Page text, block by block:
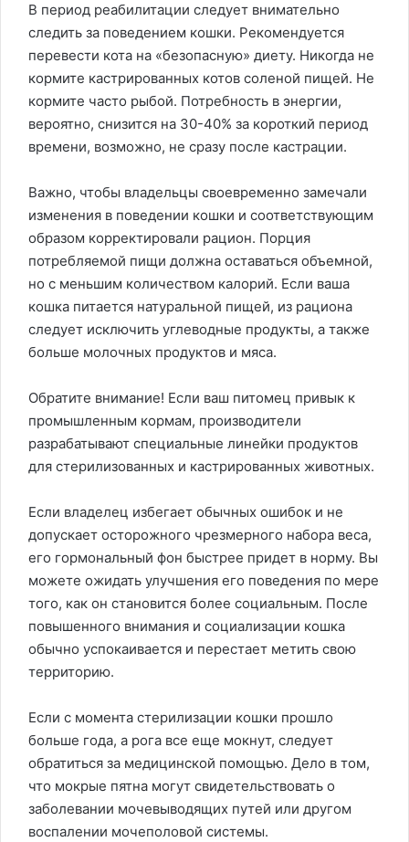
В период реабилитации следует внимательно
следить за поведением кошки. Рекомендуется
перевести кота на «безопасную» диету. Никогда не
кормите кастрированных котов соленой пищей. Не
кормите часто рыбой. Потребность в энергии,
вероятно, снизится на 30-40% за короткий период
времени, возможно, не сразу после кастрации.
Важно, чтобы владельцы своевременно замечали
изменения в поведении кошки и соответствующим
образом корректировали рацион. Порция
потребляемой пищи должна оставаться объемной,
но с меньшим количеством калорий. Если ваша
кошка питается натуральной пищей, из рациона
следует исключить углеводные продукты, а также
больше молочных продуктов и мяса.
Обратите внимание! Если ваш питомец привык к
промышленным кормам, производители
разрабатывают специальные линейки продуктов
для стерилизованных и кастрированных животных.
Если владелец избегает обычных ошибок и не
допускает осторожного чрезмерного набора веса,
его гормональный фон быстрее придет в норму. Вы
можете ожидать улучшения его поведения по мере
того, как он становится более социальным. После
повышенного внимания и социализации кошка
обычно успокаивается и перестает метить свою
территорию.
Если с момента стерилизации кошки прошло
больше года, а рога все еще мокнут, следует
обратиться за медицинской помощью. Дело в том,
что мокрые пятна могут свидетельствовать о
заболевании мочевыводящих путей или другом
воспалении мочеполовой системы.